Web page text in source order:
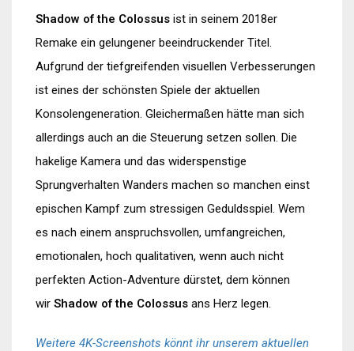
Shadow of the Colossus ist in seinem 2018er
Remake ein gelungener beeindruckender Titel.
Aufgrund der tiefgreifenden visuellen Verbesserungen
ist eines der schönsten Spiele der aktuellen
Konsolengeneration. Gleichermaßen hätte man sich
allerdings auch an die Steuerung setzen sollen. Die
hakelige Kamera und das widerspenstige
Sprungverhalten Wanders machen so manchen einst
epischen Kampf zum stressigen Geduldsspiel. Wem
es nach einem anspruchsvollen, umfangreichen,
emotionalen, hoch qualitativen, wenn auch nicht
perfekten Action-Adventure dürstet, dem können
wir Shadow of the Colossus ans Herz legen.
Weitere 4K-Screenshots könnt ihr unserem aktuellen